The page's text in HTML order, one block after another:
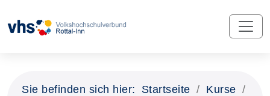
Sie befinden sich hier: Startseite
Kurse